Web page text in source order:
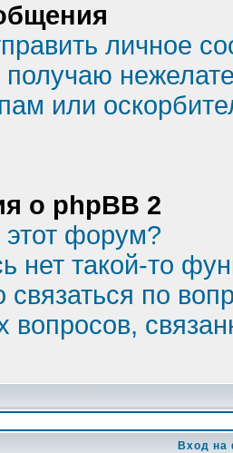
личное
или
о phpBB 2
этот форум?
нет такой-то
по
вопросов,
Вход на